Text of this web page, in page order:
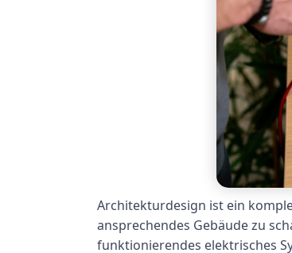
Architekturdesign ist ein
ansprechendes Gebäude zu
funktionierendes elektrisches